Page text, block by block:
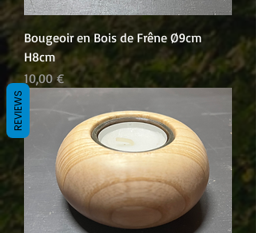
Bougeoir en Bois de Frêne Ø9cm
H8cm
Prix
10,00 €
REVIEWS